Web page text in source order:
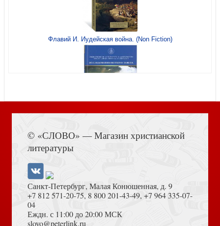
Европейские войны Российской Империи. Сборник
статей под ред. А.И. Миллера
Гурьянова Н. Эстетика анархии: Искусство и идеология
Флавий И. Иудейская война. (Non Fiction)
Достоевский Ф.М. Сила и правда России (2024)
© «СЛОВО» — Магазин христианской
литературы
Санкт-Петербург, Малая Конюшенная, д. 9
+7 812 571-20-75, 8 800 201-43-49, +7 964 335-07-
04
Еждн. с 11:00 до 20:00 МСК
slovo@peterlink.ru